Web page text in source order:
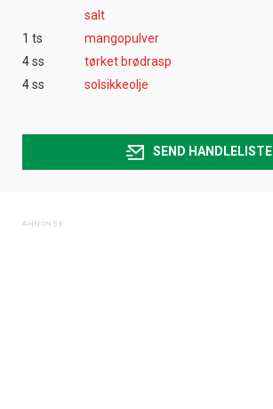
salt
1 ts
mangopulver
4 ss
tørket brødrasp
4 ss
solsikkeolje
SEND HANDLELISTE